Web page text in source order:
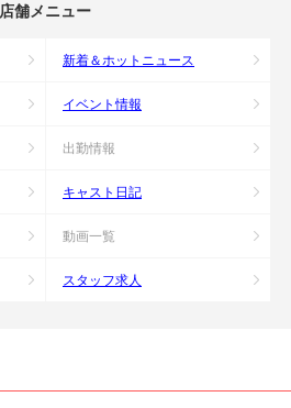
店舗メニュー
新着＆ホットニュース
イベント情報
出勤情報
キャスト日記
動画一覧
スタッフ求人